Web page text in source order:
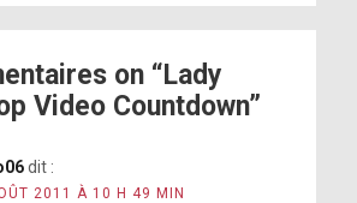
on “Lady
Video Countdown”
dit :
2011 À 10 H 49 MIN